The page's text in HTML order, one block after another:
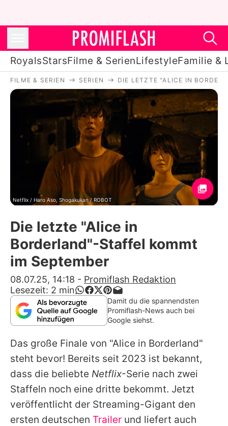
RoyalsStarsFilme & SerienLifestyleFamilie &
Royals
Stars
Filme & Serien
Lifestyle
Familie & Liebe
Promiflash Exklusiv
Alle Themen auf Promiflash
App runterladen
Team
Redaktionelle Richtlinien
Impressum
Datenschutzerklärung
Nutzungsbedingungen
Utiq verwalten
FILME & SERIEN SERIEN DIE LETZTE "ALICE IN
Netflix / Haro Aso, Shogakukan / ROBOT
Die letzte "Alice in
Borderland"-Staffel kommt
im September
08.07.25, 14:18 - Promiflash Redaktion
Lesezeit: 2 min
Damit du die spannendsten
Promiflash-News auch bei
Google siehst.
Das große Finale von "Alice in Borderland"
steht bevor! Bereits seit 2023 ist bekannt,
dass die beliebte Netflix-Serie nach zwei
Staffeln noch eine dritte bekommt. Jetzt
veröffentlicht der Streaming-Gigant den
ersten deutschen Trailer und liefert auch